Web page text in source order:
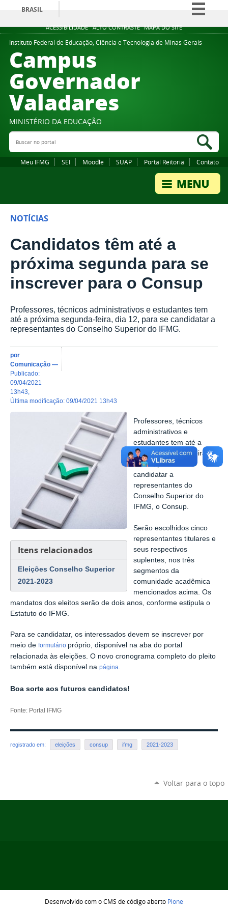
ACESSIBILIDADE ALTO CONTRASTE MAPA DO SITE
BRASIL
Simplifique!
Comunica BR
Instituto Federal de Educação, Ciência e Tecnologia de Minas Gerais
Campus
Governador
Valadares
MINISTÉRIO DA EDUCAÇÃO
Buscar no portal
Meu IFMG SEI Moodle SUAP Portal Reitoria Contato
NOTÍCIAS
Candidatos têm até a
próxima segunda para se
inscrever para o Consup
Professores, técnicos administrativos e estudantes tem
até a próxima segunda-feira, dia 12, para se candidatar a
representantes do Conselho Superior do IFMG.
por
Comunicação —
publicado:
09/04/2021
13h43
última modificação: 09/04/2021 13h43
Itens relacionados
Eleições Conselho Superior
2021-2023
Professores, técnicos
administrativos e
estudantes tem até a
próxima segunda-feira,
dia 12, para se
candidatar a
representantes do
Conselho Superior do
IFMG, o Consup.
Serão escolhidos cinco
representantes titulares e
seus respectivos
suplentes, nos três
segmentos da
comunidade acadêmica
mencionados acima. Os
mandatos dos eleitos serão de dois anos, conforme estipula o
Estatuto do IFMG.
Para se candidatar, os interessados devem se inscrever por
meio de formulário próprio, disponível na aba do portal
relacionada às eleições. O novo cronograma completo do pleito
também está disponível na página.
Boa sorte aos futuros candidatos!
Fonte: Portal IFMG
registrado em: eleições consup ifmg 2021-2023
Voltar para o topo
Desenvolvido com o CMS de código aberto Plone